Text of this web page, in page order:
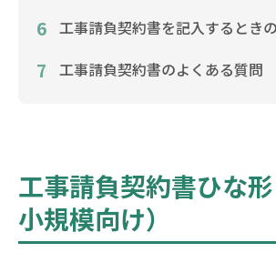
6 工事請負契約書を記入するとき
7 工事請負契約書のよくある質問
工事請負契約書ひな形
小規模向け）